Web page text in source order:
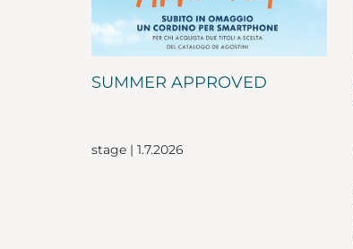
SUMMER APPROVED
stage | 1.7.2026